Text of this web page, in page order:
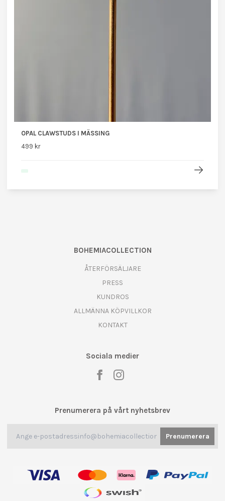
OPAL CLAWSTUDS I MÄSSING
499 kr
BOHEMIACOLLECTION
ÅTERFÖRSÄLJARE
PRESS
KUNDROS
ALLMÄNNA KÖPVILLKOR
KONTAKT
Sociala medier
Prenumerera på vårt nyhetsbrev
Prenumerera